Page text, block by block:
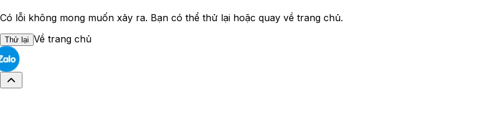
Có lỗi không mong muốn xảy ra. Bạn có thể thử lại hoặc quay về trang chủ.
Thử lại Về trang chủ